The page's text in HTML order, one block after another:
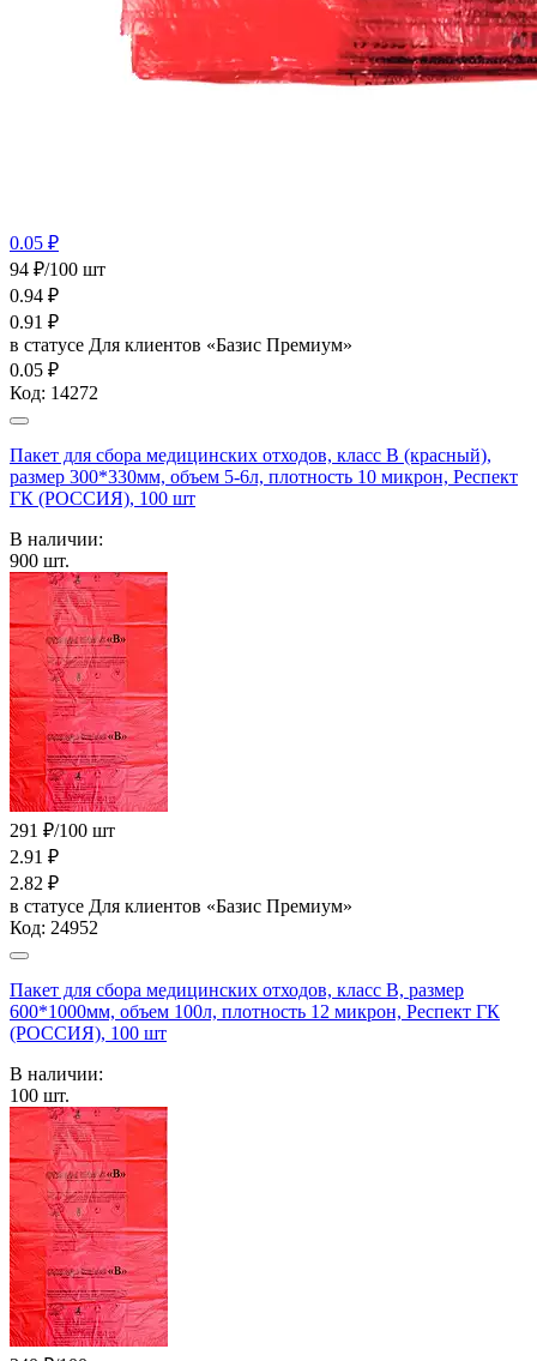
0.05 ₽
94 ₽/100 шт
0.94 ₽
0.91 ₽
в статусе Для клиентов «Базис Премиум»
0.05 ₽
Код: 14272
Пакет для сбора медицинских отходов, класс В (красный),
размер 300*330мм, объем 5-6л, плотность 10 микрон, Респект
ГК (РОССИЯ), 100 шт
В наличии:
900 шт.
291 ₽/100 шт
2.91 ₽
2.82 ₽
в статусе Для клиентов «Базис Премиум»
Код: 24952
Пакет для сбора медицинских отходов, класс В, размер
600*1000мм, объем 100л, плотность 12 микрон, Респект ГК
(РОССИЯ), 100 шт
В наличии:
100 шт.